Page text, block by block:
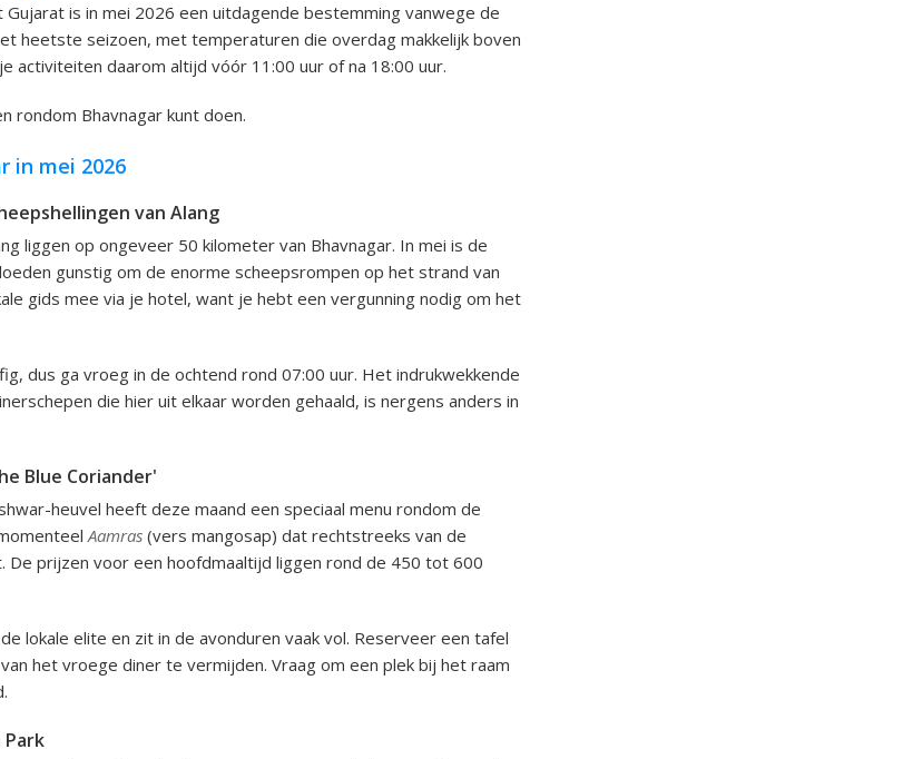
Gujarat is in mei 2026 een uitdagende bestemming vanwege de
heetste seizoen, met temperaturen die overdag makkelijk boven
activiteiten daarom altijd vóór 11:00 uur of na 18:00 uur.
rondom Bhavnagar kunt doen.
in mei 2026
van Alang
liggen op ongeveer 50 kilometer van Bhavnagar. In mei is de
gunstig om de enorme scheepsrompen op het strand van
gids mee via je hotel, want je hebt een vergunning nodig om het
dus ga vroeg in de ochtend rond 07:00 uur. Het indrukwekkende
die hier uit elkaar worden gehaald, is nergens anders in
Blue Coriander'
heuvel heeft deze maand een speciaal menu rondom de
Aamras (vers mangosap) dat rechtstreeks van de
De prijzen voor een hoofdmaaltijd liggen rond de 450 tot 600
lokale elite en zit in de avonduren vaak vol. Reserveer een tafel
het vroege diner te vermijden. Vraag om een plek bij het raam